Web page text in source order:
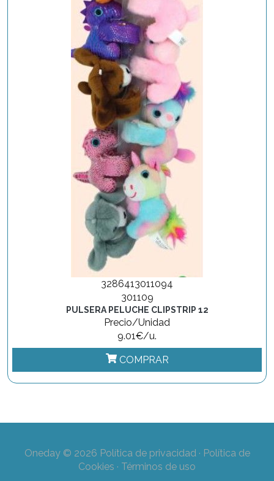
3286413011094
301109
PULSERA PELUCHE CLIPSTRIP 12
Precio/Unidad
9.01€/u.
COMPRAR
Oneday © 2026 Política de privacidad· Política de
Cookies · Términos de uso